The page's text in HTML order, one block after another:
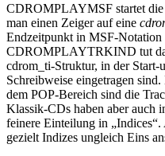
CDROMPLAYMSF startet
man einen Zeiger auf eine
Endzeitpunkt in MSF-Notation
CDROMPLAYTRKIND tut
cdrom_ti-Struktur, in der
Schreibweise eingetragen
dem POP-Bereich sind die
Klassik-CDs haben aber auch
feinere Einteilung in
gezielt Indizes ungleich Eins